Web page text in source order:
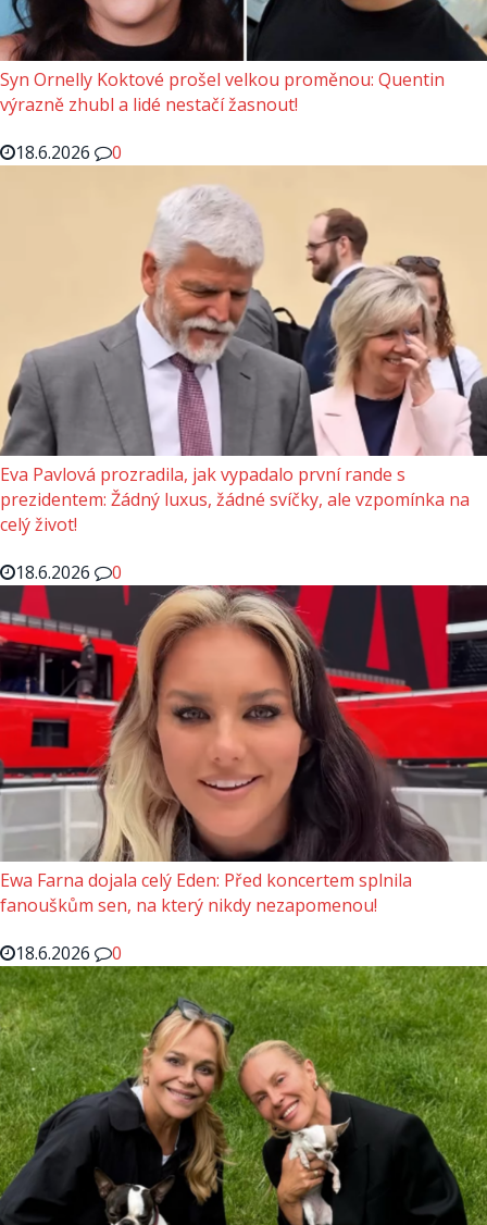
Syn Ornelly Koktové prošel velkou proměnou: Quentin
výrazně zhubl a lidé nestačí žasnout!
18.6.2026
0
Eva Pavlová prozradila, jak vypadalo první rande s
prezidentem: Žádný luxus, žádné svíčky, ale vzpomínka na
celý život!
18.6.2026
0
Ewa Farna dojala celý Eden: Před koncertem splnila
fanouškům sen, na který nikdy nezapomenou!
18.6.2026
0